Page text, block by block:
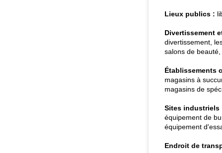
Lieux publics :
Divertissement
divertissement,
salons de
Établissements
magasins à
magasins de
Sites industriels
équipement de
équipement
Endroit de